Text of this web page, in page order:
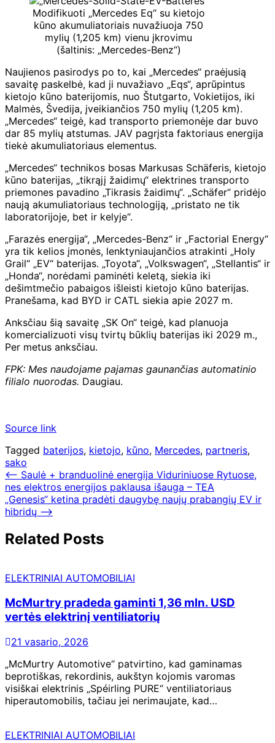
Modifikuoti „Mercedes Eq“ su kietojo
kūno akumuliatoriais nuvažiuoja 750
mylių (1,205 km) vienu įkrovimu
(šaltinis: „Mercedes-Benz“)
Naujienos pasirodys po to, kai „Mercedes“ praėjusią
savaitę paskelbė, kad ji nuvažiavo „Eqs“, aprūpintus
kietojo kūno baterijomis, nuo Štutgarto, Vokietijos, iki
Malmės, Švedija, įveikiančios 750 mylių (1,205 km).
„Mercedes“ teigė, kad transporto priemonėje dar buvo
dar 85 mylių atstumas. JAV pagrįsta faktoriaus energija
tiekė akumuliatoriaus elementus.
„Mercedes“ technikos bosas Markusas Schäferis, kietojo
kūno baterijas, „tikrąjį žaidimų“ elektrines transporto
priemones pavadino „Tikrasis žaidimų“. „Schäfer“ pridėjo
naują akumuliatoriaus technologiją, „pristato ne tik
laboratorijoje, bet ir kelyje“.
„Farazės energija“, „Mercedes-Benz“ ir „Factorial Energy“
yra tik kelios įmonės, lenktyniaujančios atrakinti „Holy
Grail“ „EV“ baterijas. „Toyota“, „Volkswagen“, „Stellantis“ ir
„Honda“, norėdami paminėti keletą, siekia iki
dešimtmečio pabaigos išleisti kietojo kūno baterijas.
Pranešama, kad BYD ir CATL siekia apie 2027 m.
Anksčiau šią savaitę „SK On“ teigė, kad planuoja
komercializuoti visų tvirtų būklių baterijas iki 2029 m.,
Per metus anksčiau.
FPK: Mes naudojame pajamas gaunančias automatinio
filialo nuorodas. Daugiau.
Source link
Tagged baterijos, kietojo, kūno, Mercedes, partneris,
sako
Navigacija
tarp
įrašų
⟵ Saulė + branduolinė energija Viduriniuose Rytuose,
nes elektros energijos paklausa išauga – TEA
„Genesis“ ketina pradėti daugybę naujų prabangių EV ir
hibridų ⟶
Related Posts
ELEKTRINIAI AUTOMOBILIAI
McMurtry pradeda gaminti 1,36 mln. USD
vertės elektrinį ventiliatorių
21 vasario, 2026
„McMurtry Automotive“ patvirtino, kad gaminamas
beprotiškas, rekordinis, aukštyn kojomis varomas
visiškai elektrinis „Spéirling PURE“ ventiliatoriaus
hiperautomobilis, tačiau jei nerimaujate, kad…
ELEKTRINIAI AUTOMOBILIAI